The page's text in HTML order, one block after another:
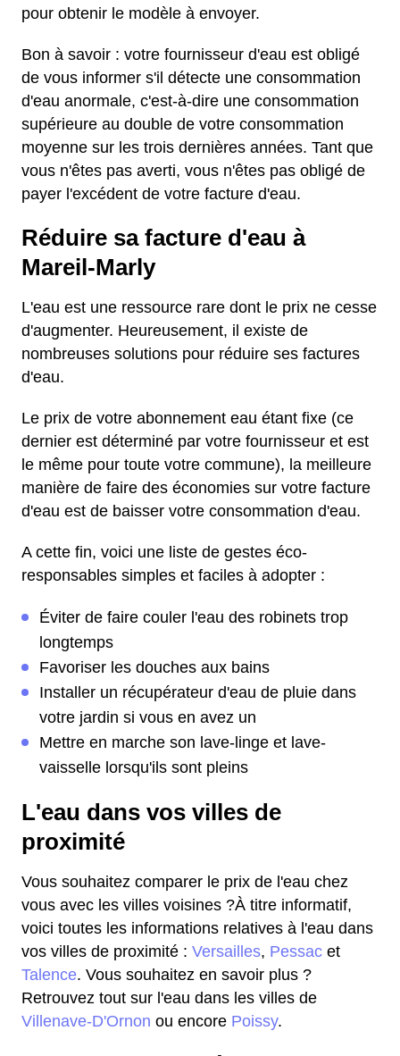
pour obtenir le modèle à envoyer.
Bon à savoir : votre fournisseur d'eau est obligé
de vous informer s'il détecte une consommation
d'eau anormale, c'est-à-dire une consommation
supérieure au double de votre consommation
moyenne sur les trois dernières années. Tant que
vous n'êtes pas averti, vous n'êtes pas obligé de
payer l'excédent de votre facture d'eau.
Réduire sa facture d'eau à
Mareil-Marly
L'eau est une ressource rare dont le prix ne cesse
d'augmenter. Heureusement, il existe de
nombreuses solutions pour réduire ses factures
d'eau.
Le prix de votre abonnement eau étant fixe (ce
dernier est déterminé par votre fournisseur et est
le même pour toute votre commune), la meilleure
manière de faire des économies sur votre facture
d'eau est de baisser votre consommation d'eau.
A cette fin, voici une liste de gestes éco-
responsables simples et faciles à adopter :
Éviter de faire couler l'eau des robinets trop
longtemps
Favoriser les douches aux bains
Installer un récupérateur d'eau de pluie dans
votre jardin si vous en avez un
Mettre en marche son lave-linge et lave-
vaisselle lorsqu'ils sont pleins
L'eau dans vos villes de
proximité
Vous souhaitez comparer le prix de l'eau chez
vous avec les villes voisines ?À titre informatif,
voici toutes les informations relatives à l'eau dans
vos villes de proximité : Versailles, Pessac et
Talence. Vous souhaitez en savoir plus ?
Retrouvez tout sur l'eau dans les villes de
Villenave-D'Ornon ou encore Poissy.